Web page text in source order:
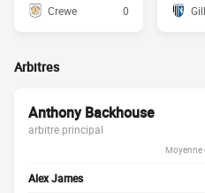
Crewe
0
Arbitres
Anthony Backhouse
arbitre principal
Moyenne
Alex James